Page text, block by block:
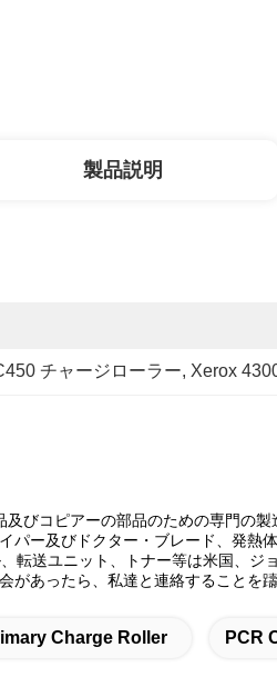
製品説明
チャージローラー, Xerox
びコピアーの部品のための専門の
パー及びドクター・ブレード、発
転送ユニット、トナー等は米国、
あったら、私達と連絡することを躊
Charge Roller PCR